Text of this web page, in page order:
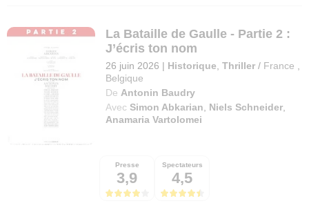
La Bataille de Gaulle - Partie 2 :
J’écris ton nom
26 juin 2026 | Historique ,Thriller / France
Belgique
De Antonin Baudry
Avec Simon Abkarian Niels Schneider
Anamaria Vartolomei
Presse
3,9
Spectateurs
4,5